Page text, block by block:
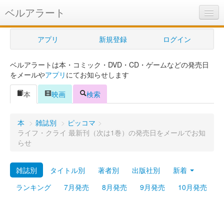
ベルアラート
ベルアラートとは
ヘルプ
新規登録
ログイン
購入管理
プレミアム
アプリ 新規登録 ログイン
ベルアラートは本・コミック・DVD・CD・ゲームなどの発売日
をメールやアプリ にてお知らせします
本
映画 検索
本 > 雑誌別 > ピッコマ >
ライフ・クライ 最新刊（次は1巻）の発売日をメールでお知
らせ
雑誌別 タイトル別 著者別 出版社別
新着
ランキング
7月発売 8月発売 9月発売 10月発売